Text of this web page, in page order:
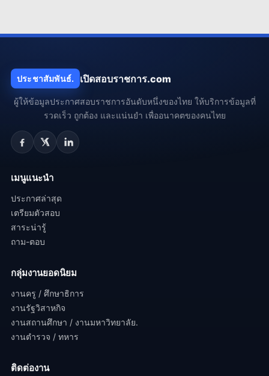
ประชาสัมพันธ์. เปิดสอบราชการ.com
ผู้ให้ข้อมูลประกาศสอบราชการอันดับหนึ่งของไทย ให้บริการข้อมูลที่
รวดเร็ว ถูกต้อง และแน่นยำ เพื่ออนาคตของคนไทย
เมนูแนะนำ
ประกาศล่าสุด
เตรียมตัวสอบ
สาระน่ารู้
ถาม-ตอบ
กลุ่มงานยอดนิยม
งานครู / ศึกษาธิการ
งานรัฐวิสาหกิจ
งานสถานศึกษา / งานมหาวิทยาลัย.
งานตำรวจ / ทหาร
ติดต่องาน